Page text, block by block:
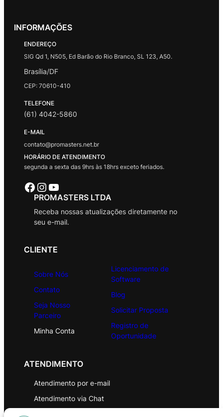
INFORMAÇÕES
ENDEREÇO
SIG Qd 1, N505, Ed Barão do Rio Branco, SL 123, A50.
Brasília/DF
CEP: 70610-410
TELEFONE
(61) 4042-5860
E-MAIL
contato@promasters.net.br
HORÁRIO DE ATENDIMENTO
segunda a sexta das 9hrs às 18hrs exceto feriados.
Facebook Instagram Youtube
PROMASTERS LTDA
Receba nossas atualizações diretamente no
seu e-mail.
CLIENTE
Sobre Nós
Contato
Seja Nosso
Parceiro
Minha Conta
Licenciamento de
Software
Blog
Solicitar Proposta
Registro de
Oportunidade
ATENDIMENTO
Atendimento por e-mail
Atendimento via Chat